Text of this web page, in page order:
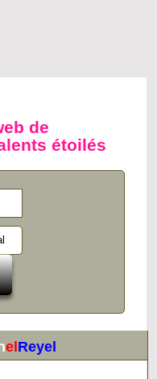
de
étoilés
elReyel